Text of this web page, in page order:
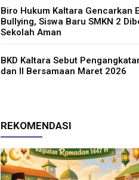
Biro Hukum Kaltara Gencarkan
Bullying, Siswa Baru SMKN 2
Sekolah Aman
BKD Kaltara Sebut
dan II Bersamaan Maret 2026
REKOMENDASI